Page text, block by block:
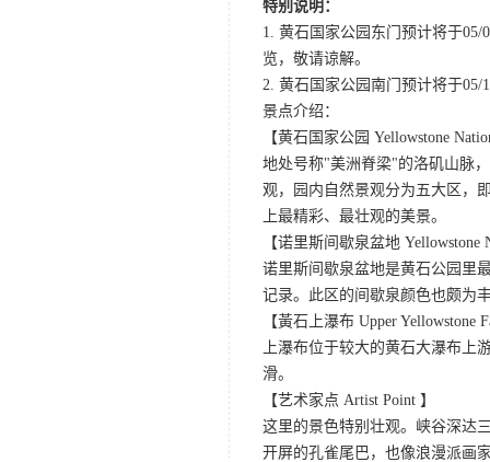
特别说明：
1. 黄石国家公园东门预计将于
览，敬请谅解。
2. 黄石国家公园南门预计将于05/
景点介绍：
【黄石国家公园 Yellowstone
地处号称"美洲脊梁"的洛矶山脉
观，园内自然景观分为五大区，
上最精彩、最壮观的美景。
【诺里斯间歇泉盆地 Yellowstone
诺里斯间歇泉盆地是黄石公园里
记录。此区的间歇泉颜色也颇为
【黃石上瀑布 Upper Yellowstone
上瀑布位于较大的黄石大瀑布上
滑。
【艺术家点 Artist Point 】
这里的景色特别壮观。峡谷深达
开屏的孔雀尾巴，也像浪漫派画